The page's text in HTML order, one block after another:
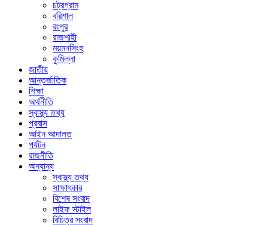
চট্রগ্রাম
বরিশাল
রংপুর
রাজশাহী
ময়মনসিংহ
কুমিল্লা
জাতীয়
আন্তর্জাতিক
শিক্ষা
অর্থনীতি
স্বাস্থ্য তথ্য
প্রবাস
আইন আদালত
পর্যটন
রাজনীতি
অন্যান্য
স্বাস্থ্য তথ্য
সাক্ষাৎকার
বিশেষ সংবাদ
লাইফ স্টাইল
বিচিত্র সংবাদ